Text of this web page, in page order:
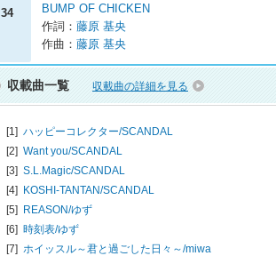
34
BUMP OF CHICKEN
作詞： 藤原 基央
作曲： 藤原 基央
収載曲一覧 収載曲の詳細を見る
[1] ハッピーコレクター/SCANDAL
[2] Want you/SCANDAL
[3] S.L.Magic/SCANDAL
[4] KOSHI-TANTAN/SCANDAL
[5] REASON/ゆず
[6] 時刻表/ゆず
[7] ホイッスル～君と過ごした日々～/miwa